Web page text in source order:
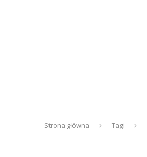
Strona główna Tagi